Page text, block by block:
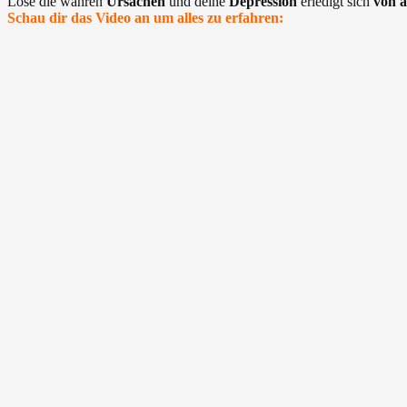
Schau dir das Video an um alles zu erfahren: